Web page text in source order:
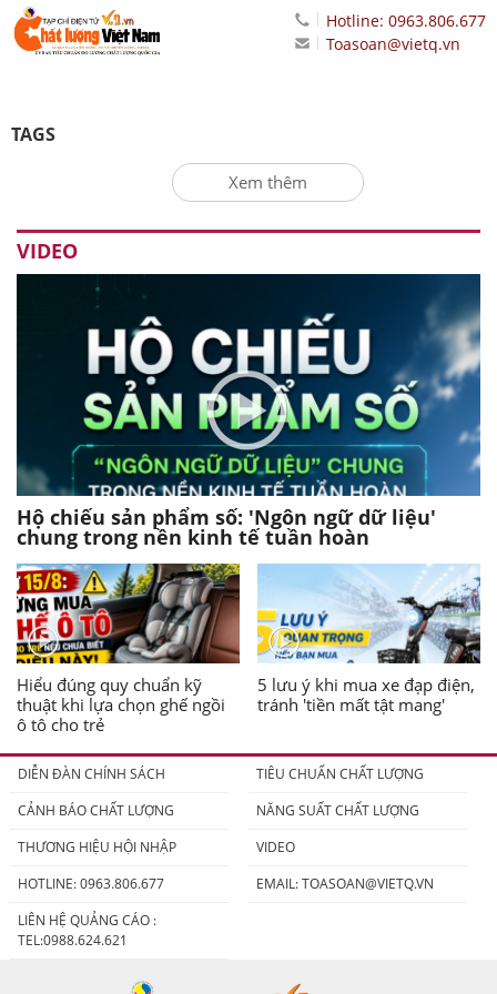
Hotline: 0963.806.677
Toasoan@vietq.vn
TAGS
Xem thêm
VIDEO
Hộ chiếu sản phẩm số: 'Ngôn ngữ dữ liệu'
chung trong nền kinh tế tuần hoàn
Hiểu đúng quy chuẩn kỹ
thuật khi lựa chọn ghế ngồi
ô tô cho trẻ
5 lưu ý khi mua xe đạp điện,
tránh 'tiền mất tật mang'
DIỄN ĐÀN CHÍNH SÁCH
TIÊU CHUẨN CHẤT LƯỢNG
CẢNH BÁO CHẤT LƯỢNG
NĂNG SUẤT CHẤT LƯỢNG
THƯƠNG HIỆU HỘI NHẬP
VIDEO
HOTLINE: 0963.806.677
EMAIL:TOASOAN@VIETQ.VN
LIÊN HỆ QUẢNG CÁO :
TEL:0988.624.621